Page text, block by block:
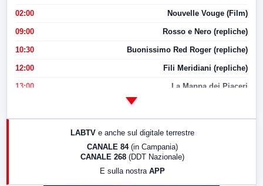
02:00 Nouvelle Vouge (Film)
09:00 Rosso e Nero (repliche)
10:30 Buonissimo Red Roger (repliche)
12:00 Fili Meridiani (repliche)
13:00 La Mappa dei Piaceri
17:00 LabNews (replica)
LABTV e anche sul digitale terrestre
CANALE 84 (in Campania)
CANALE 268 (DDT Nazionale)
E sulla nostra APP